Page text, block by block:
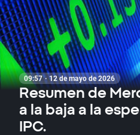
09:57 · 12 de mayo de 2026
Resumen de
a la baja a la
IPC.